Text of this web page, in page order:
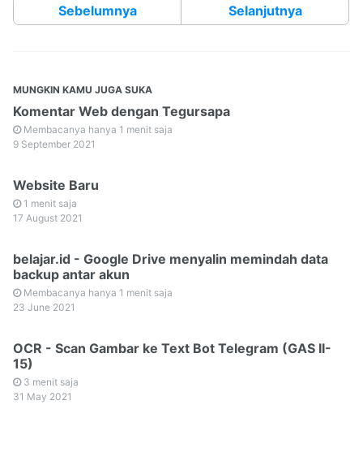
Sebelumnya Selanjutnya
MUNGKIN KAMU JUGA SUKA
Komentar Web dengan Tegursapa
Membacanya hanya 1 menit saja
9 September 2021
Website Baru
1 menit saja
17 August 2021
belajar.id - Google Drive menyalin memindah data
backup antar akun
Membacanya hanya 1 menit saja
23 June 2021
OCR - Scan Gambar ke Text Bot Telegram (GAS II-
15)
3 menit saja
31 May 2021